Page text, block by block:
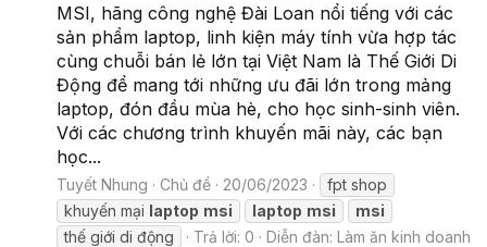
MSI, hãng công nghệ Đài Loan nổi tiếng với các
sản phẩm laptop, linh kiện máy tính vừa hợp tác
cùng chuỗi bán lẻ lớn tại Việt Nam là Thế Giới Di
Động để mang tới những ưu đãi lớn trong mảng
laptop, đón đầu mùa hè, cho học sinh-sinh viên.
Với các chương trình khuyến mãi này, các bạn
học...
Tuyết Nhung Chủ đề 20/06/2023
fpt shop
khuyến mại laptop msi laptop msi
msi
thế giới di động
Trả lời: 0 Diễn đàn: Làm ăn kinh doanh